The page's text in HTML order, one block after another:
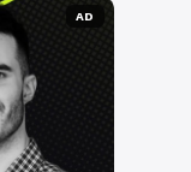
AD